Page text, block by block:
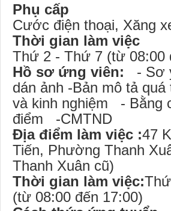
Phụ cấp
Cước điện thoại, Xăng
Thời gian làm việc
Thứ 2 - Thứ 7 (từ 08:00
Hồ sơ ứng viên: - Sơ
dán ảnh -Bản mô tả
và kinh nghiệm - Bằng
điểm -CMTND
Địa điểm làm việc :47
Tiến, Phường Thanh
Thanh Xuân cũ)
Thời gian làm việc:
(từ 08:00 đến 17:00)